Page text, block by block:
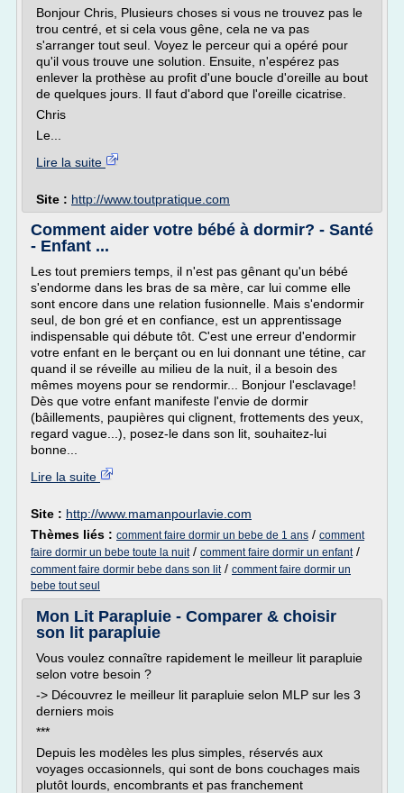
Bonjour Chris, Plusieurs choses si vous ne trouvez pas le
trou centré, et si cela vous gêne, cela ne va pas
s'arranger tout seul. Voyez le perceur qui a opéré pour
qu'il vous trouve une solution. Ensuite, n'espérez pas
enlever la prothèse au profit d'une boucle d'oreille au bout
de quelques jours. Il faut d'abord que l'oreille cicatrise.
Chris
Le...
Lire la suite
Site : http://www.toutpratique.com
Comment aider votre bébé à dormir? - Santé
- Enfant ...
Les tout premiers temps, il n'est pas gênant qu'un bébé
s'endorme dans les bras de sa mère, car lui comme elle
sont encore dans une relation fusionnelle. Mais s'endormir
seul, de bon gré et en confiance, est un apprentissage
indispensable qui débute tôt. C'est une erreur d'endormir
votre enfant en le berçant ou en lui donnant une tétine, car
quand il se réveille au milieu de la nuit, il a besoin des
mêmes moyens pour se rendormir... Bonjour l'esclavage!
Dès que votre enfant manifeste l'envie de dormir
(bâillements, paupières qui clignent, frottements des yeux,
regard vague...), posez-le dans son lit, souhaitez-lui
bonne...
Lire la suite
Site : http://www.mamanpourlavie.com
Thèmes liés : comment faire dormir un bebe de 1 ans / comment
faire dormir un bebe toute la nuit/ comment faire dormir un enfant/
comment faire dormir bebe dans son lit/ comment faire dormir un
bebe tout seul
Mon Lit Parapluie - Comparer & choisir
son lit parapluie
Vous voulez connaître rapidement le meilleur lit parapluie
selon votre besoin ?
-> Découvrez le meilleur lit parapluie selon MLP sur les 3
derniers mois
***
Depuis les modèles les plus simples, réservés aux
voyages occasionnels, qui sont de bons couchages mais
plutôt lourds, encombrants et pas franchement